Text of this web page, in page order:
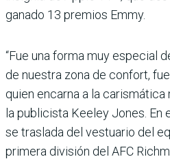
ganado 13 premios Emmy.
“Fue una forma muy especial
de nuestra zona de confort,
quien encarna a la
la publicista Keeley Jones. En
se traslada del vestuario del
primera división del AFC